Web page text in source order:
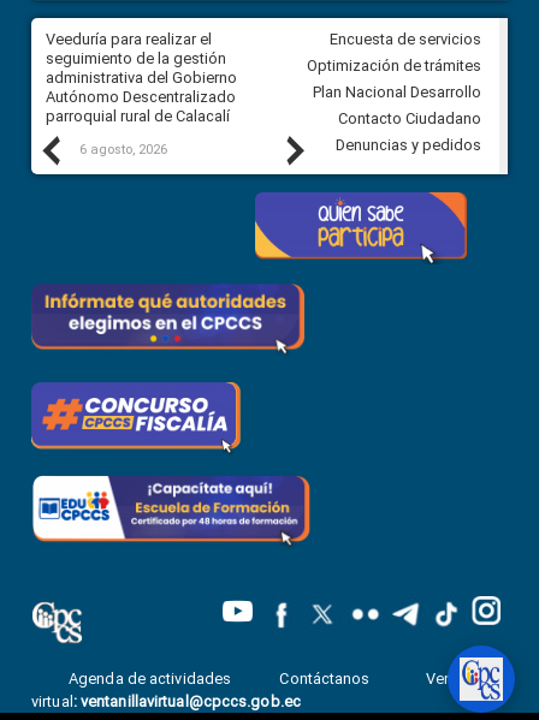
Previous
Veeduría para realizar el
seguimiento de la gestión
administrativa del Gobierno
Autónomo Descentralizado
parroquial rural de Calacalí
6 agosto, 2026
Veeduría para vigilar los
derivados de la Audiencia
comunidad Urbina, parroquia
Carolina
5 agosto, 2026
Next
Encuesta de servicios
Optimización de trámites
Plan Nacional Desarrollo
Contacto Ciudadano
Denuncias y pedidos
Agenda de actividades Contáctanos
Ventanilla
virtual : ventanillavirtual@cpccs.gob.ec